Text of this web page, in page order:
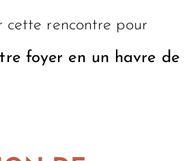
cette rencontre pour
foyer en un havre de